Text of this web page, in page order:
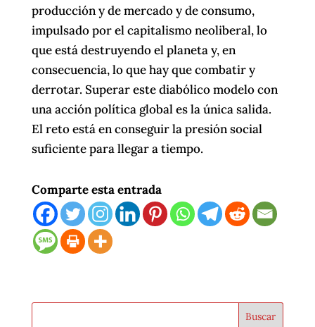
producción y de mercado y de consumo,
impulsado por el capitalismo neoliberal, lo
que está destruyendo el planeta y, en
consecuencia, lo que hay que combatir y
derrotar. Superar este diabólico modelo con
una acción política global es la única salida.
El reto está en conseguir la presión social
suficiente para llegar a tiempo.
Comparte esta entrada